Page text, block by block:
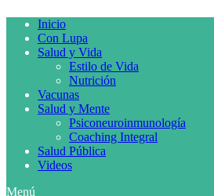
Inicio
Con Lupa
Salud y Vida
Estilo de Vida
Nutrición
Vacunas
Salud y Mente
Psiconeuroinmunología
Coaching Integral
Salud Pública
Videos
Menú